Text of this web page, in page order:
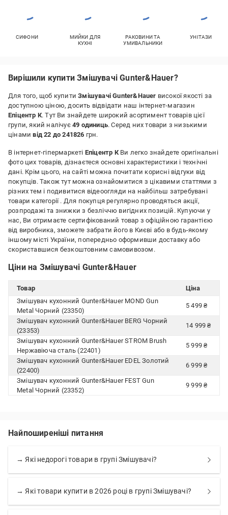
СИФОНИ
МИЙКИ ДЛЯ
КУХНІ
РАКОВИНИ ТА
УМИВАЛЬНИКИ
УНІТАЗИ
Вирішили купити Змішувачі Gunter&Hauer?
Для того, щоб купитиЗмішувачі Gunter&Hauer високої якості за
доступною ціною, досить відвідати наш інтернет-магазин
Епіцентр К. Тут Ви знайдете широкий асортимент товарів цієї
групи, який налічує 49 одиниць. Серед них товари з низькими
цінамивід 22 до 241826 грн.
В інтернет-гіпермаркеті Епіцентр КВи легко знайдете оригінальні
фото цих товарів, дізнаєтеся основні характеристики і технічні
дані. Крім цього, на сайті можна почитати корисні відгуки від
покупців. Також тут можна ознайомитися з цікавими статтями з
різних тем і подивитися відеоогляди на найбільш затребувані
товари категорії . Для покупця регулярно проводяться акції,
розпродажі та знижки з безліччю вигідних позицій. Купуючи у
нас, Ви отримаєте сертифікований товар з офіційною гарантією
від виробника, зможете забрати його в Києві або в будь-якому
іншому місті України, попередньо оформивши доставку або
скориставшися безкоштовним самовивозом.
Ціни на Змішувачі Gunter&Hauer
Товар
Ціна
Змішувач кухонний Gunter&Hauer MOND Gun
Metal Чорний (23350)
5 499 ₴
Змішувач кухонний Gunter&Hauer BERG Чорний
(23353)
14 999 ₴
Змішувач кухонний Gunter&Hauer STROM Brush
Нержавіюча сталь (22401)
5 999 ₴
Змішувач кухонний Gunter&Hauer EDEL Золотий
(22400)
6 999 ₴
Змішувач кухонний Gunter&Hauer FEST Gun
Metal Чорний (23352)
9 999 ₴
Найпоширеніші питання
→ Які недорогі товари в групі Змішувачі?
→ Які товари купити в 2026 році в групі Змішувачі?